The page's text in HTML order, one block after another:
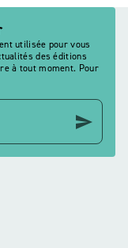
utilisée pour vous
des éditions
à tout moment. Pour
send